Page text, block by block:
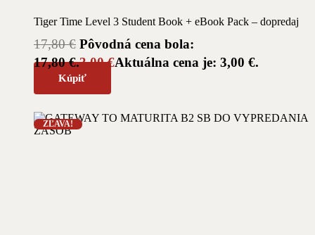
Tiger Time Level 3 Student Book + eBook Pack – dopredaj
17,80€ Pôvodná cena bola:
17,80 €.3,00€Aktuálna cena je: 3,00 €.
Kúpiť
ZĽAVA!